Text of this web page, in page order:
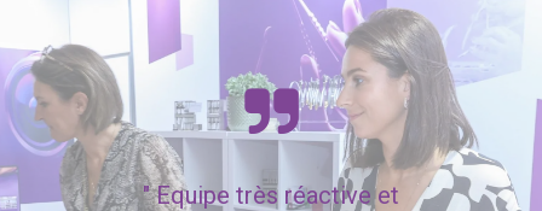
"Equipe très réactive et